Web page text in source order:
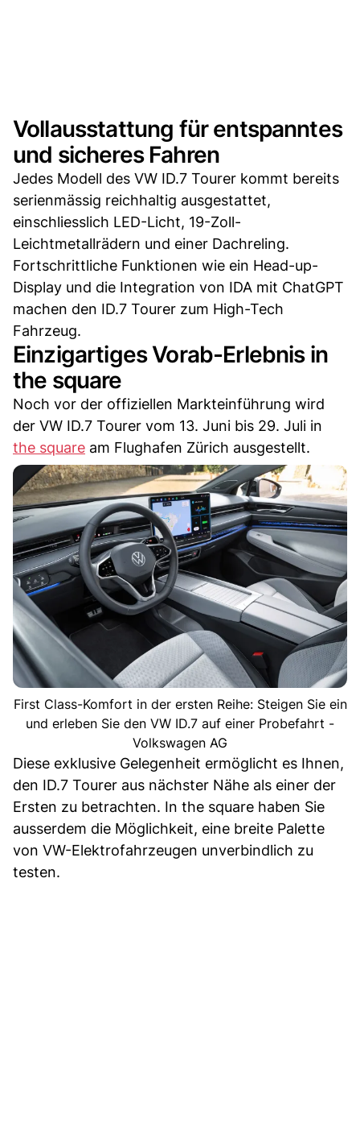
Vollausstattung für entspanntes
und sicheres Fahren
Jedes Modell des VW ID.7 Tourer kommt bereits
serienmässig reichhaltig ausgestattet,
einschliesslich LED-Licht, 19-Zoll-
Leichtmetallrädern und einer Dachreling.
Fortschrittliche Funktionen wie ein Head-up-
Display und die Integration von IDA mit ChatGPT
machen den ID.7 Tourer zum High-Tech
Fahrzeug.
Einzigartiges Vorab-Erlebnis in
the square
Noch vor der offiziellen Markteinführung wird
der VW ID.7 Tourer vom 13. Juni bis 29. Juli in
the square am Flughafen Zürich ausgestellt.
First Class-Komfort in der ersten Reihe: Steigen Sie ein
und erleben Sie den VW ID.7 auf einer Probefahrt -
Volkswagen AG
Diese exklusive Gelegenheit ermöglicht es Ihnen,
den ID.7 Tourer aus nächster Nähe als einer der
Ersten zu betrachten. In the square haben Sie
ausserdem die Möglichkeit, eine breite Palette
von VW-Elektrofahrzeugen unverbindlich zu
testen.